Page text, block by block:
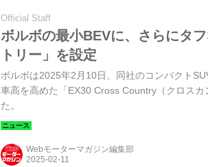
Official Staff
ボルボの最小BEVに、さらにタ
トリー」を設定
ボルボは2025年2月10日、同社のコンパクト
車高を高めた「EX30 Cross Country（クロス
た。
Webモーターマガジン編集部